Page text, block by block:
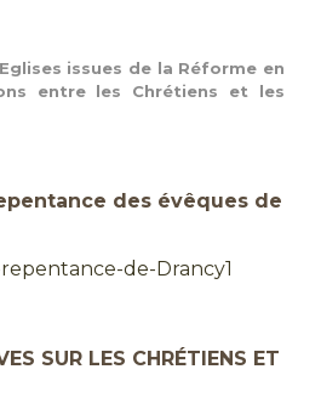
issues de la Réforme en
entre les Chrétiens et les
des évêques de
de-Drancy1
SUR LES CHRÉTIENS ET